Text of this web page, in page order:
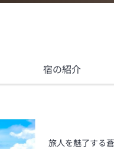
宿の紹介
旅人を魅了する